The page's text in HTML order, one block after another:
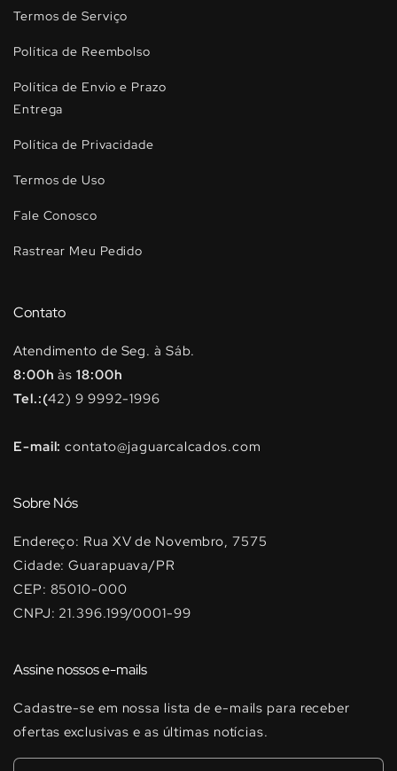
Termos de Serviço
Política de Reembolso
Política de Envio e Prazo
Entrega
Política de Privacidade
Termos de Uso
Fale Conosco
Rastrear Meu Pedido
Contato
Atendimento de Seg. à Sáb.
8:00h às18:00h
Tel.:(42) 9 9992-1996
E-mail:contato@jaguarcalcados.com
Sobre Nós
Endereço: Rua XV de Novembro, 7575
Cidade: Guarapuava/PR
CEP: 85010-000
CNPJ: 21.396.199/0001-99
Assine nossos e-mails
Cadastre-se em nossa lista de e-mails para receber
ofertas exclusivas e as últimas notícias.